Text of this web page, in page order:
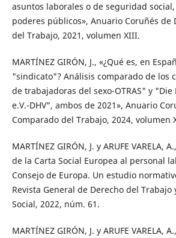
asuntos laborales o de seguridad
poderes públicos», Anuario Coruñés de
del Trabajo, 2021, volumen XIII.
MARTÍNEZ GIRÓN, J., «¿Qué es, en
"sindicato"? Análisis comparado de los
de trabajadoras del sexo-OTRAS" y
e.V.-DHV", ambos de 2021», Anuario
Comparado del Trabajo, 2024, volumen
MARTÍNEZ GIRÓN, J. y ARUFE VARELA,
de la Carta Social Europea al personal
Consejo de Europa. Un estudio
Revista General de Derecho del Trabajo
Social, 2022, núm. 61.
MARTÍNEZ GIRÓN, J. y ARUFE VARELA,